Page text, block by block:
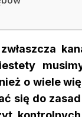
o wiele
się do